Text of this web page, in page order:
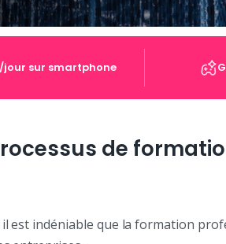
sur smartphone
de
il est indéniable que la formation